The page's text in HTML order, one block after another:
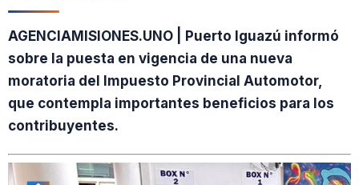
AGENCIAMISIONES.UNO | Puerto Iguazú informó
sobre la puesta en vigencia de una nueva
moratoria del Impuesto Provincial Automotor,
que contempla importantes beneficios para los
contribuyentes.